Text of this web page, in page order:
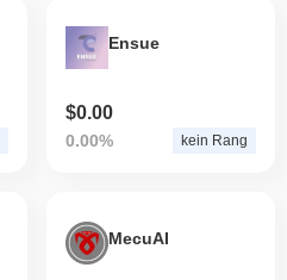
Ensue
$0.00
0.00% kein Rang
MecuAI